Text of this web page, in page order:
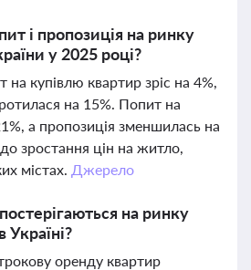
і пропозиція на ринку
у 2025 році?
на купівлю квартир зріс на 4%,
на 15%. Попит на
а пропозиція зменшилась на
зростання цін на житло,
містах. Джерело
на ринку
оренду квартир